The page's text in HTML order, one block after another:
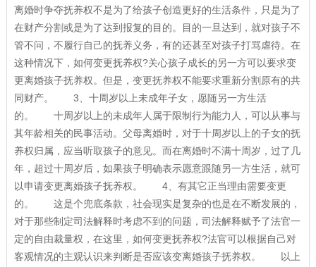
离婚时争夺抚养权不是为了给孩子创造更好的生活条件，只是为了
在财产分割或是为了达到报复的目的。目的一旦达到，就对孩子不
管不问，不履行自己的抚养义务，有的还甚至对孩子打骂虐待。在
这种情况下，如何变更抚养权?关心孩子成长的另一方可以要求变
更离婚孩子抚养权。但是，变更抚养权不能要求重新分割原有的共
同财产。 3、十周岁以上未成年子女，愿随另一方生活
的。 十周岁以上的未成年人属于限制行为能力人，可以从事与
其年龄相关的民事活动。父母离婚时，对于十周岁以上的子女的抚
养权归属，应当听取孩子的意见。而在离婚时不满十周岁，过了几
年，超过十周岁后，如果孩子明确表示愿意跟随另一方生活，就可
以申请变更离婚孩子抚养权。 4、有其它正当理由需要变更
的。 这是个兜底条款，社会现实是复杂的也是在不断发展的，
对于那些制定司法解释时考虑不到的问题，司法解释赋予了法官一
定的自由裁量权，在这里，如何变更抚养权?法官可以根据自己对
客观情况的主观认识来判断是否应该变离婚孩子抚养权。 以上